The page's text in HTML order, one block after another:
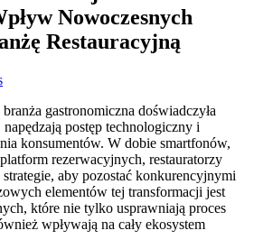
Nowoczesnych
Restauracyjną
gastronomiczna doświadczyła
postęp technologiczny i
konsumentów. W dobie smartfonów,
rezerwacyjnych, restauratorzy
aby pozostać konkurencyjnymi
elementów tej transformacji jest
które nie tylko usprawniają proces
wpływają na cały ekosystem